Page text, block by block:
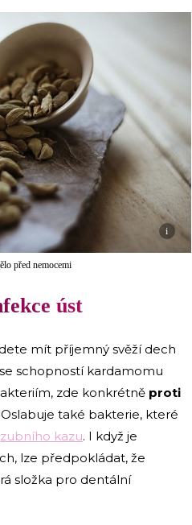
i
před nemocemi
úst
mít příjemný svěží dech
schopností kardamomu
zde konkrétně proti
Oslabuje také bakterie, které
zubního kazu. I když je
lze předpokládat, že
složka pro dentální